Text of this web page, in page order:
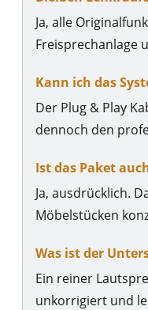
Ja, alle
Freisprechanlage
Kann ich das
Der Plug & Play
dennoch den
Ist das Paket
Ja, ausdrücklich.
Möbelstücken
Was ist der
Ein reiner
unkorrigiert und